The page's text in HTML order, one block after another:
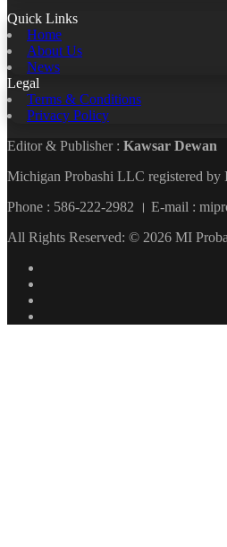
Quick Links
Home
About Us
News
Legal
Terms & Conditions
Privacy Policy
Editor & Publisher : Kawsar Dewan
Michigan Probashi LLC registered
Phone : 586-222-2982 । E-mail :
All Rights Reserved: © 2026 MI